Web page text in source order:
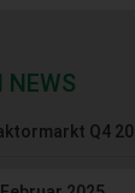
NEWS
Q4